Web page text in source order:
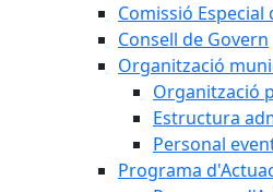
Comissió Especial
Consell de Govern
Organització
Organització
Estructura
Personal
Programa